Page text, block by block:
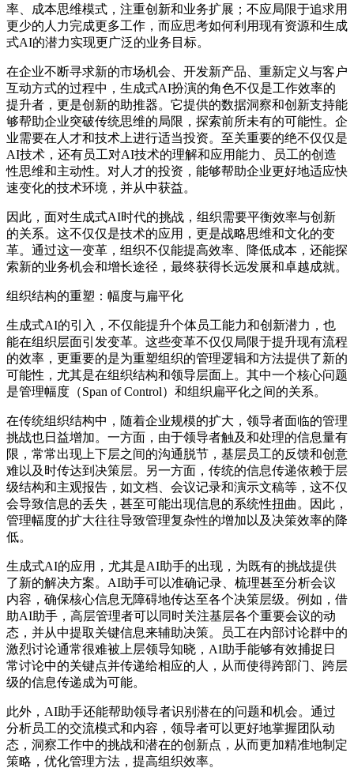
率、成本思维模式，注重创新和业务扩展；不应局限于追求用
更少的人力完成更多工作，而应思考如何利用现有资源和生成
式AI的潜力实现更广泛的业务目标。
在企业不断寻求新的市场机会、开发新产品、重新定义与客户
互动方式的过程中，生成式AI扮演的角色不仅是工作效率的
提升者，更是创新的助推器。它提供的数据洞察和创新支持能
够帮助企业突破传统思维的局限，探索前所未有的可能性。企
业需要在人才和技术上进行适当投资。至关重要的绝不仅仅是
AI技术，还有员工对AI技术的理解和应用能力、员工的创造
性思维和主动性。对人才的投资，能够帮助企业更好地适应快
速变化的技术环境，并从中获益。
因此，面对生成式AI时代的挑战，组织需要平衡效率与创新
的关系。这不仅仅是技术的应用，更是战略思维和文化的变
革。通过这一变革，组织不仅能提高效率、降低成本，还能探
索新的业务机会和增长途径，最终获得长远发展和卓越成就。
组织结构的重塑：幅度与扁平化
生成式AI的引入，不仅能提升个体员工能力和创新潜力，也
能在组织层面引发变革。这些变革不仅仅局限于提升现有流程
的效率，更重要的是为重塑组织的管理逻辑和方法提供了新的
可能性，尤其是在组织结构和领导层面上。其中一个核心问题
是管理幅度（Span of Control）和组织扁平化之间的关系。
在传统组织结构中，随着企业规模的扩大，领导者面临的管理
挑战也日益增加。一方面，由于领导者触及和处理的信息量有
限，常常出现上下层之间的沟通脱节，基层员工的反馈和创意
难以及时传达到决策层。另一方面，传统的信息传递依赖于层
级结构和主观报告，如文档、会议记录和演示文稿等，这不仅
会导致信息的丢失，甚至可能出现信息的系统性扭曲。因此，
管理幅度的扩大往往导致管理复杂性的增加以及决策效率的降
低。
生成式AI的应用，尤其是AI助手的出现，为既有的挑战提供
了新的解决方案。AI助手可以准确记录、梳理甚至分析会议
内容，确保核心信息无障碍地传达至各个决策层级。例如，借
助AI助手，高层管理者可以同时关注基层各个重要会议的动
态，并从中提取关键信息来辅助决策。员工在内部讨论群中的
激烈讨论通常很难被上层领导知晓，AI助手能够有效捕捉日
常讨论中的关键点并传递给相应的人，从而使得跨部门、跨层
级的信息传递成为可能。
此外，AI助手还能帮助领导者识别潜在的问题和机会。通过
分析员工的交流模式和内容，领导者可以更好地掌握团队动
态，洞察工作中的挑战和潜在的创新点，从而更加精准地制定
策略，优化管理方法，提高组织效率。